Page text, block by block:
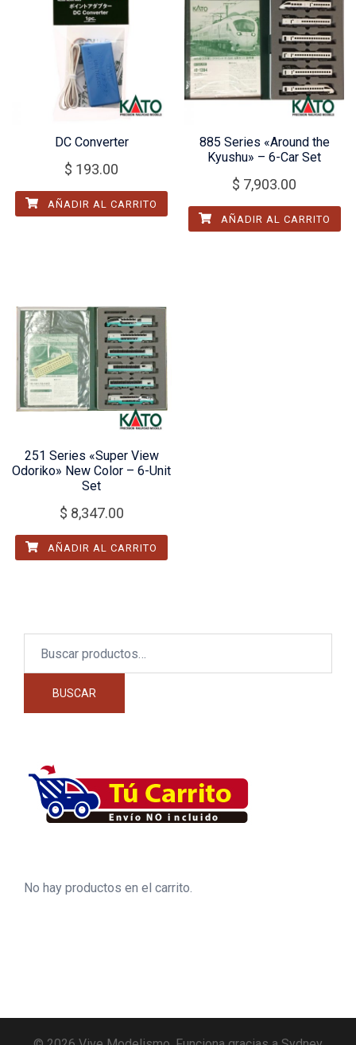
DC Converter
$ 193.00
AÑADIR AL CARRITO
885 Series «Around the
Kyushu» – 6-Car Set
$ 7,903.00
AÑADIR AL CARRITO
251 Series «Super View
Odoriko» New Color – 6-Unit
Set
$ 8,347.00
AÑADIR AL CARRITO
BUSCAR
No hay productos en el carrito.